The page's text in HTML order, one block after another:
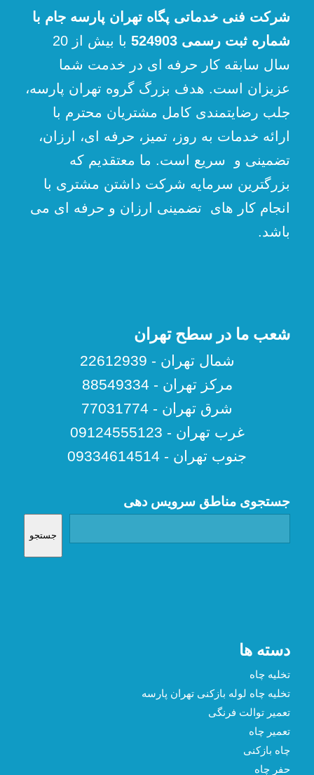
شرکت فنی خدماتی پگاه تهران پارسه جام با
شماره ثبت رسمی 524903
با بیش از 20
سال سابقه کار حرفه ای در خدمت شما
عزیزان است. هدف بزرگ گروه تهران پارسه،
جلب رضایتمندی کامل مشتریان محترم با
ارائه خدمات به روز، تمیز، حرفه ای، ارزان،
تضمینی و سریع است. ما معتقدیم که
بزرگترین سرمایه شرکت داشتن مشتری با
انجام کار های تضمینی ارزان و حرفه ای می
باشد.
شعب ما در سطح تهران
شمال تهران - 22612939
مرکز تهران - 88549334
شرق تهران - 77031774
غرب تهران - 09124555123
جنوب تهران - 09334614514
جستجوی مناطق سرویس دهی
جستجو
دسته ها
تخلیه چاه
تخلیه چاه لوله بازکنی تهران پارسه
تعمیر توالت فرنگی
تعمیر چاه
چاه بازکنی
حفر چاه